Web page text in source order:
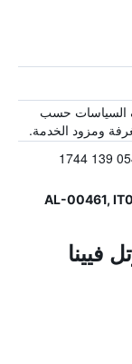
السياسات حسب
ومزود الخدمة.
فيينا